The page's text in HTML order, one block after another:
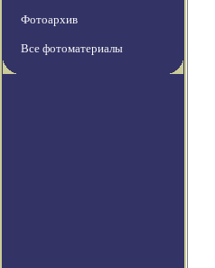
Фотоархив
Все фотоматериалы